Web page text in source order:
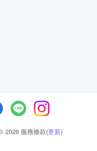
2026 服務條款(更新)